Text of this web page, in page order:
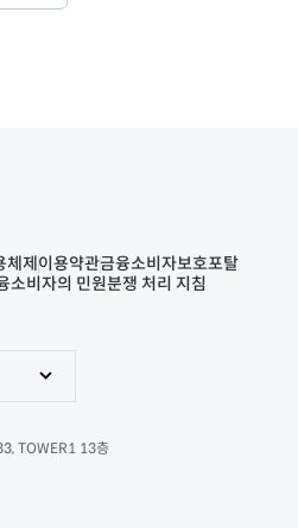
제 이용약관금융소비자보호포탈
소비자의 민원분쟁 처리 지침
TOWER1 13층